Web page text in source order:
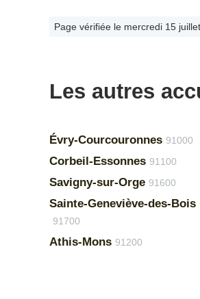
Page vérifiée le mercredi 15
Les autres
Évry-Courcouronnes 91000
Corbeil-Essonnes 91100
Savigny-sur-Orge 91600
Sainte-Geneviève-des-Bois
91700
Athis-Mons 91200